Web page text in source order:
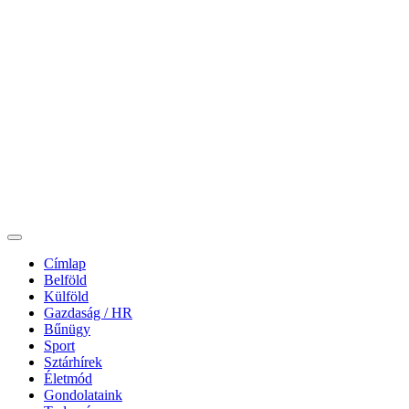
Címlap
Belföld
Külföld
Gazdaság / HR
Bűnügy
Sport
Sztárhírek
Életmód
Gondolataink